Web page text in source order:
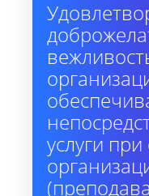
услуги